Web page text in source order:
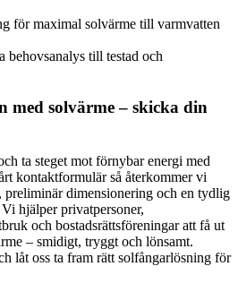
för maximal solvärme till varmvatten
behovsanalys till testad och
med solvärme – skicka din
ta steget mot förnybar energi med
kontaktformulär så återkommer vi
dimensionering och en tydlig
hjälper privatpersoner,
och bostadsrättsföreningar att få ut
– smidigt, tryggt och lönsamt.
låt oss ta fram rätt solfångarlösning för